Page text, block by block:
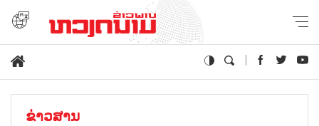
ຂ່າວສານ